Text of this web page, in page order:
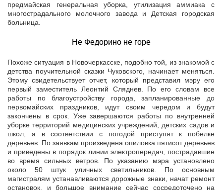
предмайская генеральная уборка, утилизация аммиака с
многострадального молочного завода и Детская городская
больница.
Не Федорино не горе
Похоже ситуация в Новочеркасске, подобно той, из знакомой с
детства поучительной сказки Чуковского, начинает меняться.
Этому свидетельствует отчет, который представил мэру его
первый заместитель Леонтий Сляднев. По его словам все
работы по благоустройству города, запланированные до
первомайских праздников, идут своим чередом и будут
закончены в срок. Уже завершаются работы по внутренней
уборке территорий медицинских учреждений, детских садов и
школ, а в соответствии с погодой приступят к побелке
деревьев. По заявкам произведена опиловка пятисот деревьев
и приведены в порядок линии электропередач, пострадавшие
во время сильных ветров. По указанию мэра установлено
около 50 штук уличных светильников.
По основным
магистралям устанавливаются дорожные знаки, начат ремонт
остановок, и большое внимание сейчас сосредоточено на